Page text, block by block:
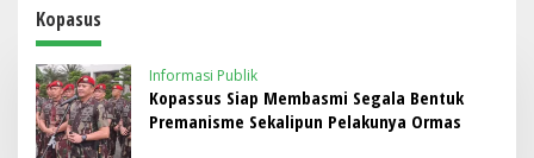
Khidmat,
Berdaya
Berintegritas
Kopasus
Informasi Publik
Kopassus Siap Membasmi Segala Bentuk
Premanisme Sekalipun Pelakunya Ormas